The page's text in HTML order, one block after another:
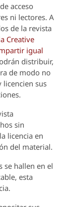
acceso
ni lectores. A
de la revista
Creative
igual
distribuir,
de modo no
licencien sus
sin
licencia en
del material.
se hallen en el
esta